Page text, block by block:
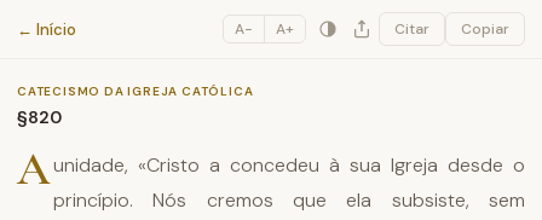
Catecismo da Igreja Católica
← Início A− A+ Citar Copiar
CATECISMO DA IGREJA CATÓLICA
§820
Aunidade, «Cristo a concedeu à sua Igreja desde o
princípio. Nós cremos que ela subsiste, sem